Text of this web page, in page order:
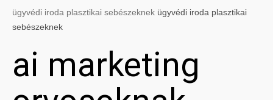
ügyvédi iroda plasztikai sebészeknek ügyvédi iroda plasztikai
sebészeknek
ai marketing